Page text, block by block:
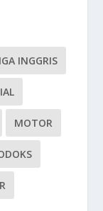
INGGRIS
MOTOR